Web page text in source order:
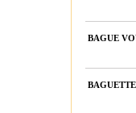
BAGUE